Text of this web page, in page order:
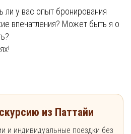
ли у вас опыт бронирования
впечатления? Может быть я о
из Паттайи
и индивидуальные поездки без